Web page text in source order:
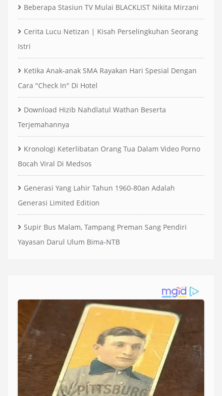
Beberapa Stasiun TV Mulai BLACKLIST Nikita Mirzani
Cerita Lucu Netizan | Kisah Perselingkuhan Seorang
Istri
Ketika Anak-anak SMA Rayakan Hari Spesial Dengan
Cara "Check In" Di Hotel
Download Hizib Nahdlatul Wathan Beserta
Terjemahannya
Kronologi Keterlibatan Orang Tua Dalam Video Porno
Bocah Viral Di Medsos
Generasi Yang Lahir Tahun 1960-80an Adalah
Generasi Limited Edition
Supir Bus Malam, Tampang Preman Sang Pendiri
Yayasan Darul Ulum Bima-NTB